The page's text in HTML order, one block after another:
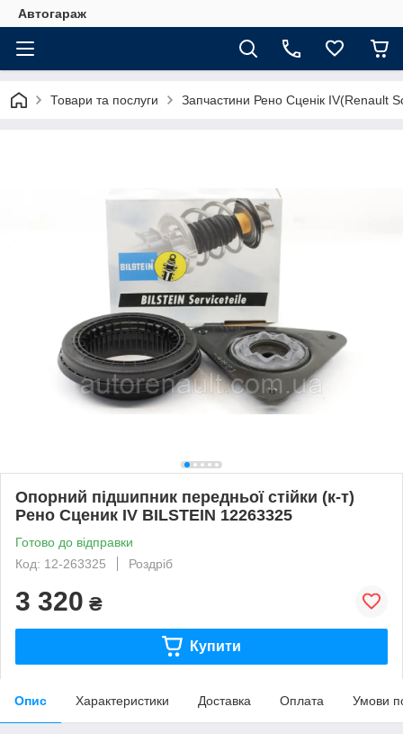
Автогараж
Товари та послуги Запчастини Рено Сценік IV(Renault
Опорний підшипник передньої стійки (к-т)
Рено Сценик IV BILSTEIN 12263325
Готово до відправки
Код: 12-263325
Роздріб
3 320 ₴
Купити
Опис Характеристики Доставка Оплата Умови